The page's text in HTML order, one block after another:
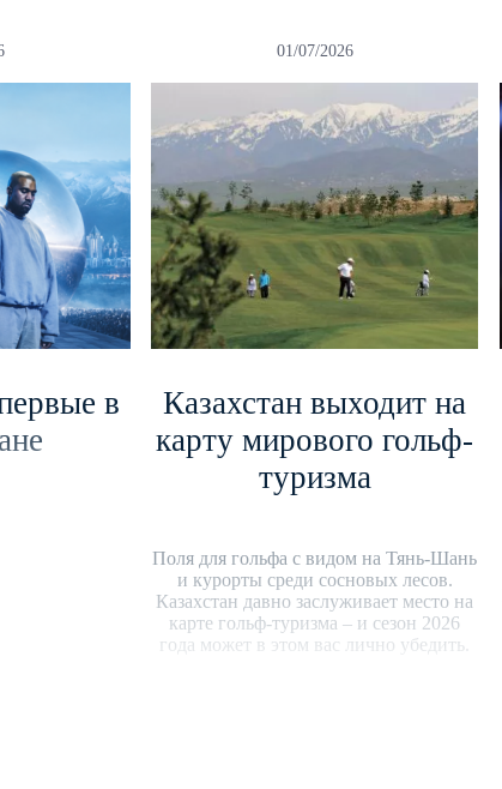
в
01/07/2026
Казахстан выходит на
карту мирового гольф-
туризма
Поля для гольфа с видом на Тянь-Шань
и курорты среди сосновых лесов.
Казахстан давно заслуживает место на
карте гольф-туризма – и сезон 2026
года может в этом вас лично убедить.